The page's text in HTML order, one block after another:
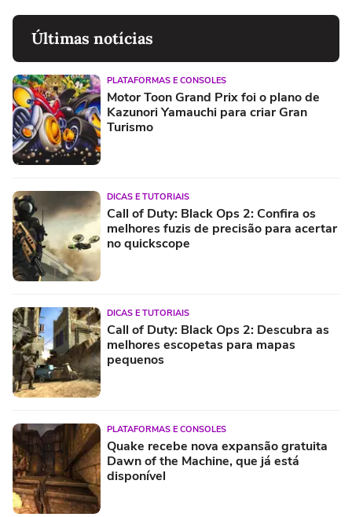
Últimas notícias
PLATAFORMAS E CONSOLES
Motor Toon Grand Prix foi o plano de
Kazunori Yamauchi para criar Gran
Turismo
DICAS E TUTORIAIS
Call of Duty: Black Ops 2: Confira os
melhores fuzis de precisão para acertar
no quickscope
DICAS E TUTORIAIS
Call of Duty: Black Ops 2: Descubra as
melhores escopetas para mapas
pequenos
PLATAFORMAS E CONSOLES
Quake recebe nova expansão gratuita
Dawn of the Machine, que já está
disponível